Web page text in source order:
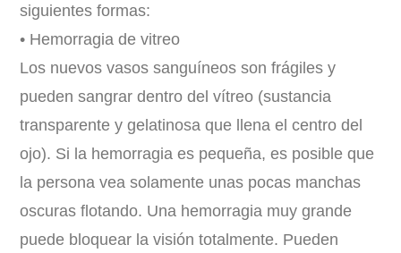
siguientes formas:
• Hemorragia de vitreo
Los nuevos vasos sanguíneos son frágiles y
pueden sangrar dentro del vítreo (sustancia
transparente y gelatinosa que llena el centro del
ojo). Si la hemorragia es pequeña, es posible que
la persona vea solamente unas pocas manchas
oscuras flotando. Una hemorragia muy grande
puede bloquear la visión totalmente. Pueden